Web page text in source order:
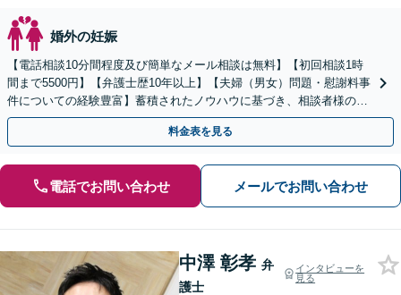
婚外の妊娠
【電話相談10分間程度及び簡単なメール相談は無料】【初回相談1時
間まで5500円】【弁護士歴10年以上】【夫婦（男女）問題・慰謝料事
件についての経験豊富】蓄積されたノウハウに基づき、相談者様の要
望を最大限に実現します。
料金表を見る
電話でお問い合わせ メールでお問い合わせ
中澤 彰孝 弁
護士
インタビューを
見る